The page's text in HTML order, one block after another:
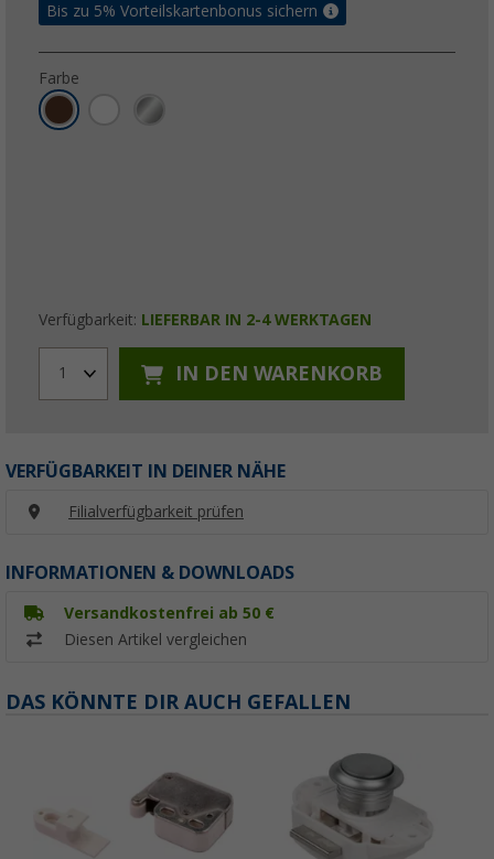
Bis zu 5% Vorteilskartenbonus sichern
Farbe
Verfügbarkeit: LIEFERBAR IN 2-4 WERKTAGEN
1 IN DEN WARENKORB
VERFÜGBARKEIT IN DEINER NÄHE
Filialverfügbarkeit prüfen
INFORMATIONEN & DOWNLOADS
Versandkostenfrei ab 50 €
Diesen Artikel vergleichen
DAS KÖNNTE DIR AUCH GEFALLEN